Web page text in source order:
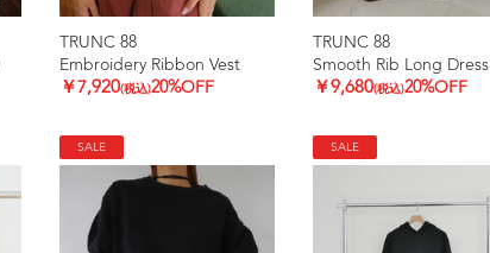
TRUNC 88
Embroidery Ribbon Vest
￥7,920(税込)20%OFF
TRUNC 88
Smooth Rib Long Dress
￥9,680(税込)20%OFF
SALE SALE